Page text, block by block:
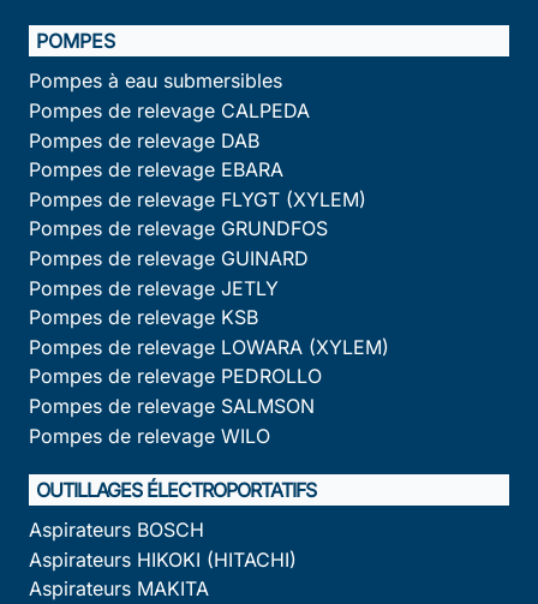
POMPES
Pompes à eau submersibles
Pompes de relevage CALPEDA
Pompes de relevage DAB
Pompes de relevage EBARA
Pompes de relevage FLYGT (XYLEM)
Pompes de relevage GRUNDFOS
Pompes de relevage GUINARD
Pompes de relevage JETLY
Pompes de relevage KSB
Pompes de relevage LOWARA (XYLEM)
Pompes de relevage PEDROLLO
Pompes de relevage SALMSON
Pompes de relevage WILO
OUTILLAGES ÉLECTROPORTATIFS
Aspirateurs BOSCH
Aspirateurs HIKOKI (HITACHI)
Aspirateurs MAKITA